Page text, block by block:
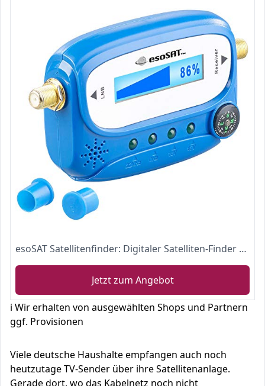
esoSAT Satellitenfinder: Digitaler Satelliten-Finder mit Kompass, LCD-Display und Tonsignal (Satelittenfinder)
Jetzt zum Angebot
ℹ️ Wir erhalten von ausgewählten Shops und Partnern
ggf. Provisionen
Viele deutsche Haushalte empfangen auch noch
heutzutage TV-Sender über ihre Satellitenanlage.
Gerade dort, wo das Kabelnetz noch nicht